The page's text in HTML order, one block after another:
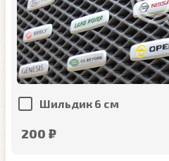
Шильдик 6 см
200 ₽